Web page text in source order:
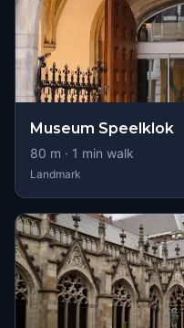
Museum Speelklok
80 m · 1 min walk
Landmark